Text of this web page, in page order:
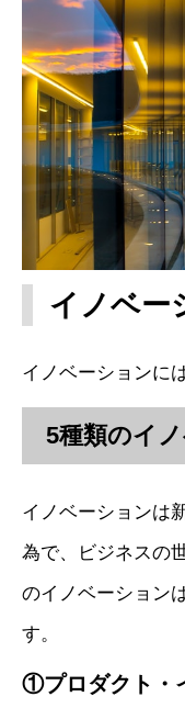
イノベー
イノベーションに
5種類のイ
イノベーションは
為で、ビジネスの
のイノベーション
す。
①プロダクト・